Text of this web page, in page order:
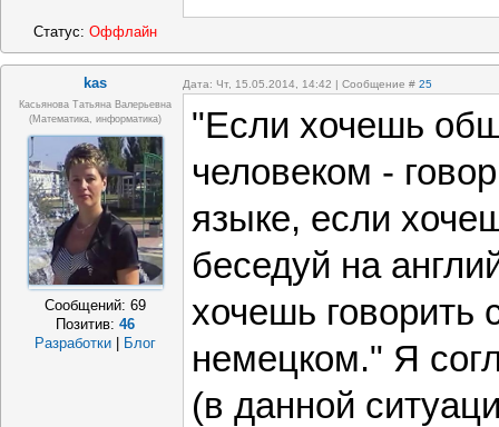
Статус: Оффлайн
kas Дата: Чт, 15.05.2014, 14:42 | Сообщение # 25
Касьянова Татьяна Валерьевна
(математика, информатика)
Сообщений: 69
Позитив: 46
Разработки
Блог
"Если хочешь
человеком -
языке, если
беседуй на
хочешь говорить
немецком." Я
(в данной